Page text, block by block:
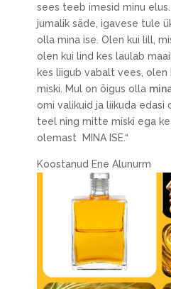
sees teeb imesid minu
jumalik säde, igavese tule
olla mina ise. Olen kui lill,
olen kui lind kes laulab
kes liigub vabalt vees, olen
miski. Mul on õigus olla
omi valikuid ja liikuda edasi
teel ning mitte miski ega
olemast MINA ISE.“
Koostanud Ene Alunurm